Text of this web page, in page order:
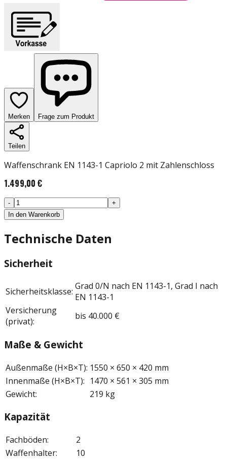
Merken Frage zum Produkt
Teilen
Waffenschrank EN 1143-1 Capriolo 2 mit Zahlenschloss
1.499,00 €
-
+
In den Warenkorb
Technische Daten
Sicherheit
Sicherheitsklasse: Grad 0/N nach EN 1143-1, Grad I nach
EN 1143-1
Versicherung
(privat): bis 40.000 €
Maße & Gewicht
Außenmaße (H×B×T): 1550 × 650 × 420 mm
Innenmaße (H×B×T): 1470 × 561 × 305 mm
Gewicht: 219 kg
Kapazität
Fachböden:
2
Waffenhalter:
10